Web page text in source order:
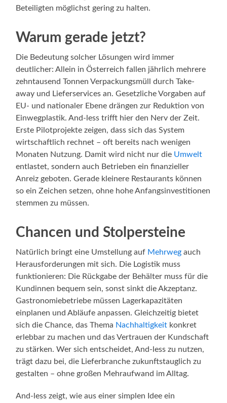
Beteiligten möglichst gering zu halten.
Warum gerade jetzt?
Die Bedeutung solcher Lösungen wird immer
deutlicher: Allein in Österreich fallen jährlich mehrere
zehntausend Tonnen Verpackungsmüll durch Take-
away und Lieferservices an. Gesetzliche Vorgaben auf
EU- und nationaler Ebene drängen zur Reduktion von
Einwegplastik. And-less trifft hier den Nerv der Zeit.
Erste Pilotprojekte zeigen, dass sich das System
wirtschaftlich rechnet – oft bereits nach wenigen
Monaten Nutzung. Damit wird nicht nur die Umwelt
entlastet, sondern auch Betrieben ein finanzieller
Anreiz geboten. Gerade kleinere Restaurants können
so ein Zeichen setzen, ohne hohe Anfangsinvestitionen
stemmen zu müssen.
Chancen und Stolpersteine
Natürlich bringt eine Umstellung auf Mehrweg auch
Herausforderungen mit sich. Die Logistik muss
funktionieren: Die Rückgabe der Behälter muss für die
Kundinnen bequem sein, sonst sinkt die Akzeptanz.
Gastronomiebetriebe müssen Lagerkapazitäten
einplanen und Abläufe anpassen. Gleichzeitig bietet
sich die Chance, das Thema Nachhaltigkeit konkret
erlebbar zu machen und das Vertrauen der Kundschaft
zu stärken. Wer sich entscheidet, And-less zu nutzen,
trägt dazu bei, die Lieferbranche zukunftstauglich zu
gestalten – ohne großen Mehraufwand im Alltag.
And-less zeigt, wie aus einer simplen Idee ein